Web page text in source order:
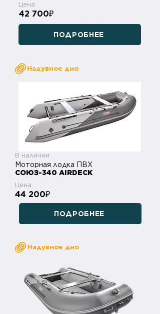
Цена
42 700₽
ПОДРОБНЕЕ
Надувное дно
В наличии
Моторная лодка ПВХ
СОЮЗ-340 AIRDECK
Цена
44 200₽
ПОДРОБНЕЕ
Надувное дно